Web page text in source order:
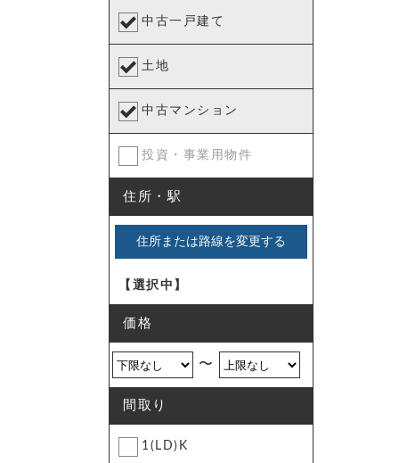
中古一戸建て
土地
中古マンション
投資・事業用物件
住所・駅
住所または路線を変更する
【選択中】
価格
〜
間取り
1(LD)K